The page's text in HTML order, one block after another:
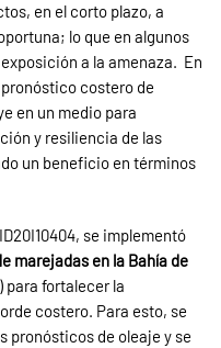
en el corto plazo, a
lo que en algunos
a la amenaza. En
costero de
en un medio para
y resiliencia de las
un beneficio en términos
se implementó
marejadas en la Bahía de
) para fortalecer la
costero. Para esto, se
pronósticos de oleaje y se